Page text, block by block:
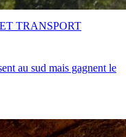
au sud mais gagnent le
TRANSPORT